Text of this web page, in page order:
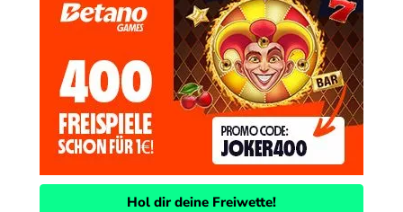
Hol dir deine Freiwette!